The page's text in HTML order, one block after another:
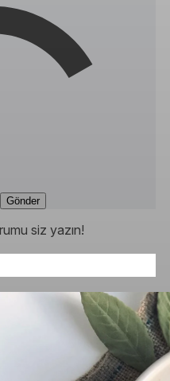
Gönder
siz yazın!